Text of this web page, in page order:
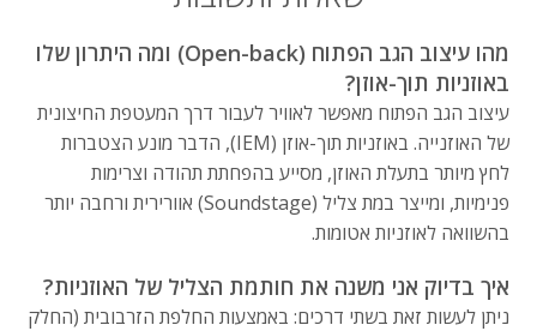
מהו עיצוב הגב הפתוח (Open-back) ומה היתרון שלו
באוזניות תוך-אוזן?
עיצוב הגב הפתוח מאפשר לאוויר לעבור דרך המעטפת החיצונית
של האוזנייה. באוזניות תוך-אוזן (IEM), הדבר מונע הצטברות
לחץ מיותר בתעלת האוזן, מסייע בהפחתת תהודה וצרימות
פנימיות, ומייצר במת צליל (Soundstage) אוורירית ורחבה יותר
בהשוואה לאוזניות אטומות.
איך בדיוק אני משנה את חותמת הצליל של האוזניות?
ניתן לעשות זאת בשתי דרכים: באמצעות החלפת הזרבובית (החלק